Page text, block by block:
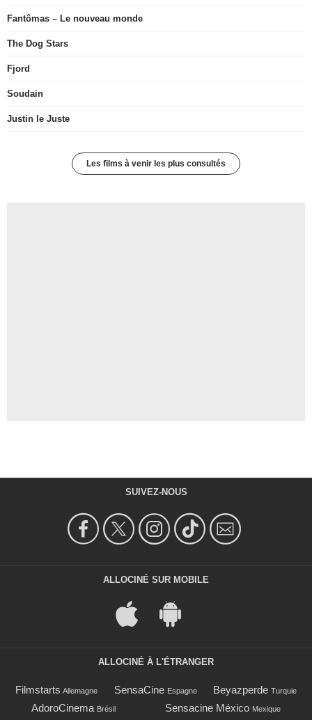
Fantômas – Le nouveau monde
The Dog Stars
Fjord
Soudain
Justin le Juste
Les films à venir les plus consultés
SUIVEZ-NOUS
ALLOCINÉ SUR MOBILE
ALLOCINÉ À L'ÉTRANGER
Filmstarts Allemagne SensaCine Espagne Beyazperde Turquie
AdoroCinema Brésil Sensacine México Mexique